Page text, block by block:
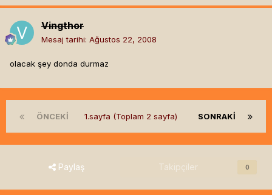
Vingthor
Mesaj tarihi: Ağustos 22, 2008
olacak şey donda durmaz
ÖNCEKI SONRAKI
1.sayfa (Toplam 2 sayfa)
Paylaş Takipçiler 0